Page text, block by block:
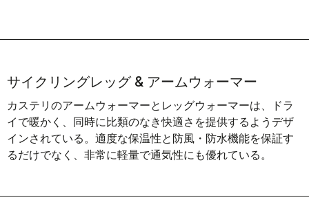
サイクリングレッグ & アームウォーマー
カステリのアームウォーマーとレッグウォーマーは、ドラ
イで暖かく、同時に比類のなき快適さを提供するようデザ
インされている。適度な保温性と防風・防水機能を保証す
るだけでなく、非常に軽量で通気性にも優れている。